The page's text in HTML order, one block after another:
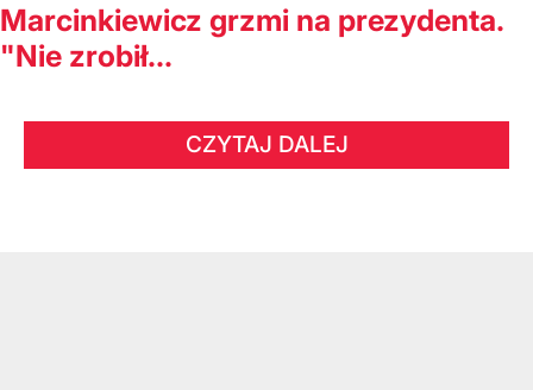
Marcinkiewicz grzmi na prezydenta.
"Nie zrobił...
CZYTAJ DALEJ